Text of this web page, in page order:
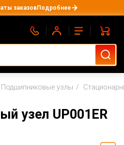
заказовПодробнее
Подшипниковые узлы
узел UP001ER